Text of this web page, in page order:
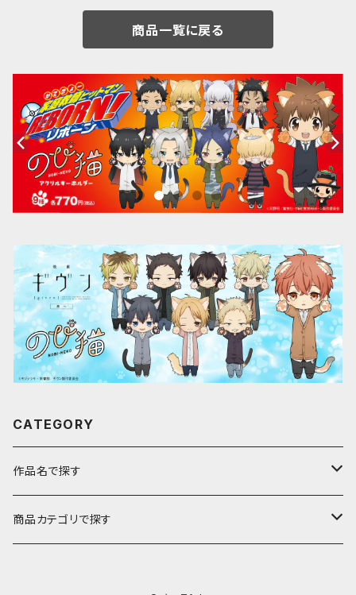
商品一覧に戻る
CATEGORY
作品名で探す
ア行
商品カテゴリで探す